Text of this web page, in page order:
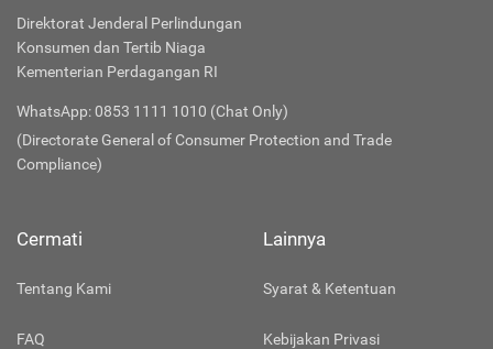
Direktorat Jenderal Perlindungan
Konsumen dan Tertib Niaga
Kementerian Perdagangan RI
WhatsApp: 0853 1111 1010 (Chat Only)
(Directorate General of Consumer Protection and Trade
Compliance)
Cermati
Tentang Kami
FAQ
Lainnya
Syarat & Ketentuan
Kebijakan Privasi